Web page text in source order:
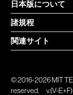
日本版について
諸規程
関連サイト
© 2016-2026 MIT
reserved.
v.(V-E+F)